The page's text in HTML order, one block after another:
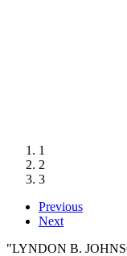
1
2
3
Previous
Next
"LYNDON B.